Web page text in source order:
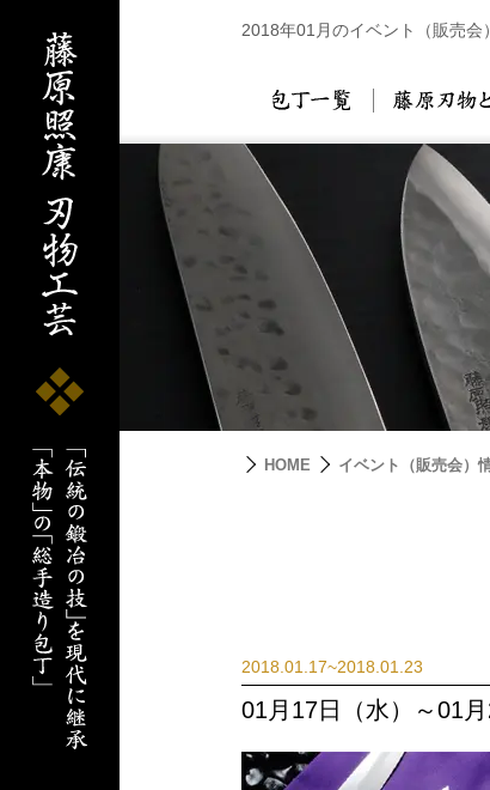
2018年01月のイベント（販売会
包丁一覧
HOME イベント（販売会）
2018.01.17~2018.01.23
01月17日（水）～01